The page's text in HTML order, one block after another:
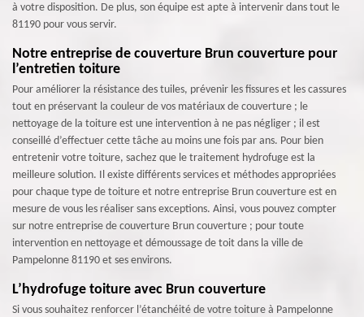
à votre disposition. De plus, son équipe est apte à intervenir dans tout le
81190 pour vous servir.
Notre entreprise de couverture Brun couverture pour
l’entretien toiture
Pour améliorer la résistance des tuiles, prévenir les fissures et les cassures
tout en préservant la couleur de vos matériaux de couverture ; le
nettoyage de la toiture est une intervention à ne pas négliger ; il est
conseillé d’effectuer cette tâche au moins une fois par ans. Pour bien
entretenir votre toiture, sachez que le traitement hydrofuge est la
meilleure solution. Il existe différents services et méthodes appropriées
pour chaque type de toiture et notre entreprise Brun couverture est en
mesure de vous les réaliser sans exceptions. Ainsi, vous pouvez compter
sur notre entreprise de couverture Brun couverture ; pour toute
intervention en nettoyage et démoussage de toit dans la ville de
Pampelonne 81190 et ses environs.
L’hydrofuge toiture avec Brun couverture
Si vous souhaitez renforcer l’étanchéité de votre toiture à Pampelonne